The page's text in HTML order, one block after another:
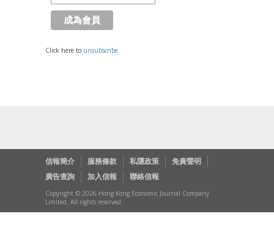
Click here to unsubscribe
信報簡介 服務條款 私隱政策
免責聲明
廣告查詢
加入信報 聯絡信報
Copyright © 2026 Hong Kong Economic Journal Company
Limited. All rights reserved.